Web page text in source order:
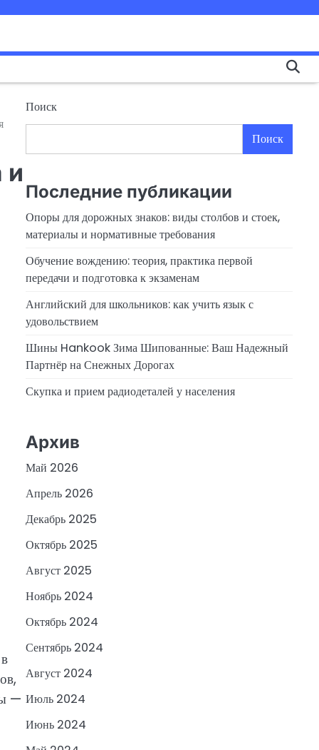
и
—
Поиск
Поиск
Последние публикации
Опоры для дорожных знаков: виды столбов и стоек,
материалы и нормативные требования
Обучение вождению: теория, практика первой
передачи и подготовка к экзаменам
Английский для школьников: как учить язык с
удовольствием
Шины Hankook Зима Шипованные: Ваш Надежный
Партнёр на Снежных Дорогах
Скупка и прием радиодеталей у населения
Архив
Май 2026
Апрель 2026
Декабрь 2025
Октябрь 2025
Август 2025
Ноябрь 2024
Октябрь 2024
Сентябрь 2024
Август 2024
Июль 2024
Июнь 2024